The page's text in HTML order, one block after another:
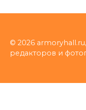
© 2026
редакторов и